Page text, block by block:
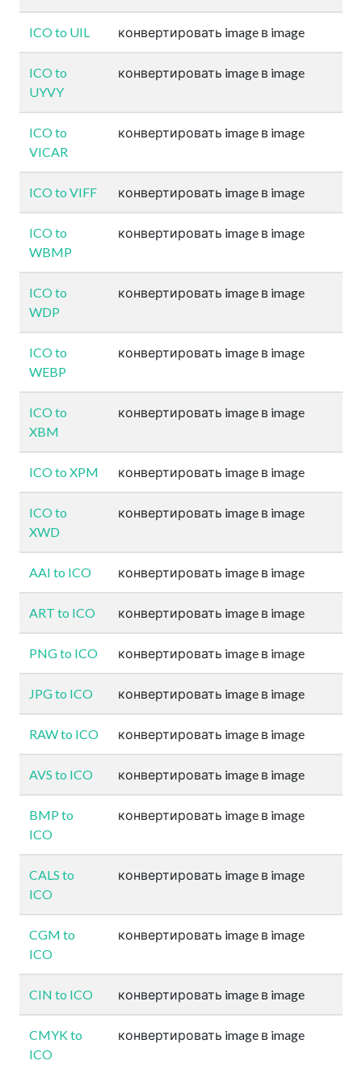
ICO to UIL конвертировать image в image
ICO to
UYVY
конвертировать image в image
ICO to
VICAR
конвертировать image в image
ICO to VIFF конвертировать image в image
ICO to
WBMP
конвертировать image в image
ICO to
WDP
конвертировать image в image
ICO to
WEBP
конвертировать image в image
ICO to
XBM
конвертировать image в image
ICO to XPM конвертировать image в image
ICO to
XWD
конвертировать image в image
AAI to ICO конвертировать image в image
ART to ICO конвертировать image в image
PNG to ICO конвертировать image в image
JPG to ICO конвертировать image в image
RAW to ICO конвертировать image в image
AVS to ICO конвертировать image в image
BMP to
ICO
конвертировать image в image
CALS to
ICO
конвертировать image в image
CGM to
ICO
конвертировать image в image
CIN to ICO конвертировать image в image
CMYK to
ICO
конвертировать image в image